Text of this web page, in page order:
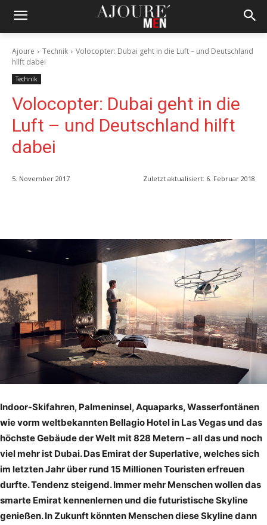
Ajoure Technik
Volocopter: Dubai geht in die Luft – und Deutschland
hilft dabei
Technik
Volocopter: Dubai geht in die
Luft – und Deutschland hilft
dabei
5. November 2017 Zuletzt aktualisiert: 6. Februar 2018
Indoor-Skifahren, Palmeninsel, Aquaparks, Wasserfontänen
wie vorm weltbekannten Bellagio Hotel in Las Vegas und das
höchste Gebäude der Welt mit 828 Metern – all das und noch
viel mehr ist Dubai. Das Emirat der Superlative, welches sich
im letzten Jahr über rund 15 Millionen Touristen erfreuen
durfte. Tendenz steigend. Immer mehr Menschen wollen das
smarte Emirat kennenlernen und die futuristische Skyline
genießen. In Zukunft könnten Menschen diese Skyline dann